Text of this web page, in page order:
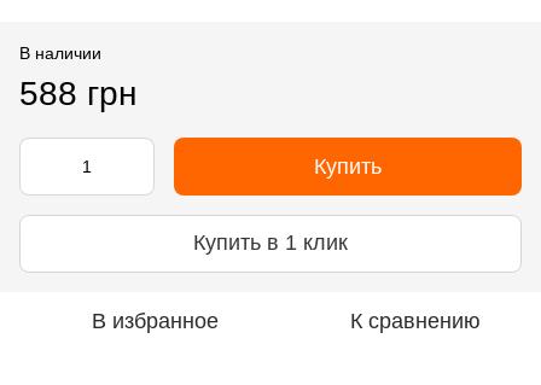
В наличии
588 грн
Купить
Купить в 1 клик
В избранное К сравнению